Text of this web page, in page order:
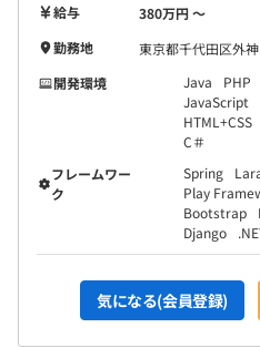
Docker、Terraform、AWS
VMware vSphere、
Elastic Kubernetes Service
Mackerel、Amazon
給与
380万円 〜
勤務地
東京都千代田区外
開発環境
Java PHP
JavaScript
HTML+CSS
C＃
フレームワー
ク
Spring
Play
Bootstrap
Django
気になる(会員登録)